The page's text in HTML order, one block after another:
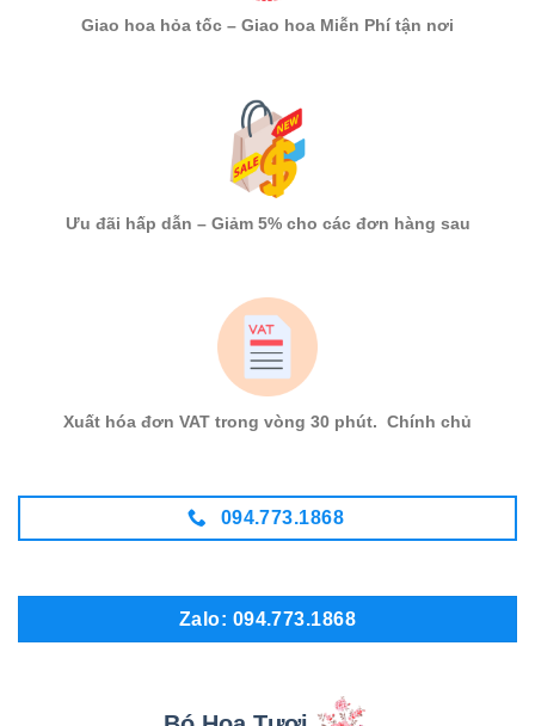
Giao hoa hỏa tốc – Giao hoa Miễn Phí tận nơi
Ưu đãi hấp dẫn – Giảm 5% cho các đơn hàng sau
Xuất hóa đơn VAT trong vòng 30 phút. Chính chủ
094.773.1868
Zalo: 094.773.1868